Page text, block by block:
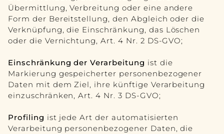
Übermittlung, Verbreitung oder eine andere
Form der Bereitstellung, den Abgleich oder die
Verknüpfung, die Einschränkung, das Löschen
oder die Vernichtung, Art. 4 Nr. 2 DS-GVO;
Einschränkung der Verarbeitung ist die
Markierung gespeicherter personenbezogener
Daten mit dem Ziel, ihre künftige Verarbeitung
einzuschränken, Art. 4 Nr. 3 DS-GVO;
Profiling ist jede Art der automatisierten
Verarbeitung personenbezogener Daten, die